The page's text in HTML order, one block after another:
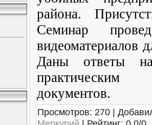
района.
Семинар
видеоматериалов
Даны ответы
практическим
документов.
Просмотров: 270 |